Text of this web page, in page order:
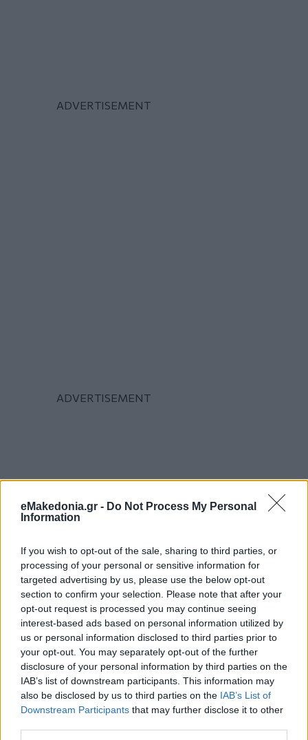
eMakedonia.gr - Do Not Process My Personal
Information
If you wish to opt-out of the sale, sharing to third parties, or
processing of your personal or sensitive information for
targeted advertising by us, please use the below opt-out
section to confirm your selection. Please note that after your
opt-out request is processed you may continue seeing
interest-based ads based on personal information utilized by
us or personal information disclosed to third parties prior to
your opt-out. You may separately opt-out of the further
disclosure of your personal information by third parties on the
IAB’s list of downstream participants. This information may
also be disclosed by us to third parties on the IAB’s List of
Downstream Participants that may further disclose it to other
Διαβάστε περισσότερα